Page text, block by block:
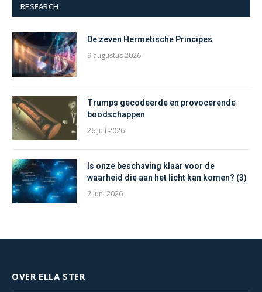
RESEARCH
De zeven Hermetische Principes
9 augustus 2026
Trumps gecodeerde en provocerende
boodschappen
26 juli 2026
Is onze beschaving klaar voor de
waarheid die aan het licht kan komen? (3)
2 juni 2026
OVER ELLA STER